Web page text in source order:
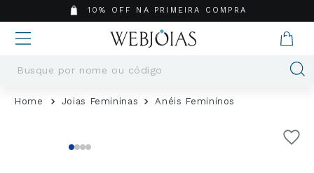
10% OFF NA PRIMEIRA COMPRA
Busque por nome ou código
Joias Femininas Anéis Femininos
Termos mais buscados